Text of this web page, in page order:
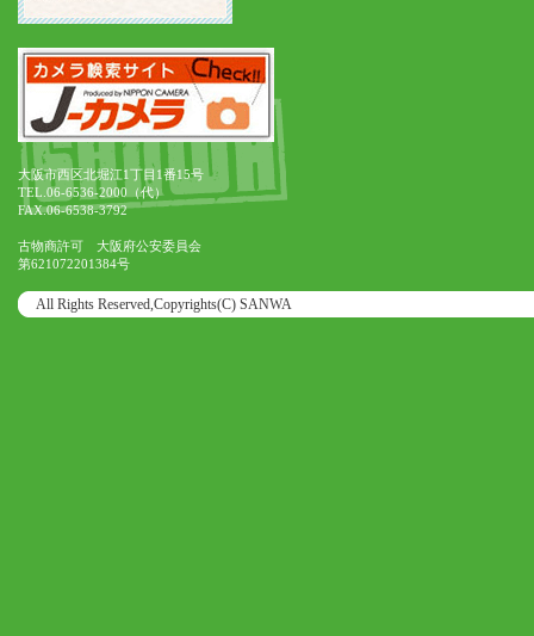
大阪市西区北堀江1丁目1番15号
TEL.06-6536-2000（代）
FAX.06-6538-3792
古物商許可 大阪府公安委員会
第621072201384号
All Rights Reserved,Copyrights(C) SANWA